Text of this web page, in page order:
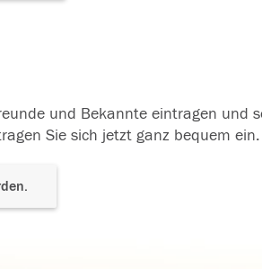
und Bekannte eintragen und
Sie sich jetzt ganz bequem ein.